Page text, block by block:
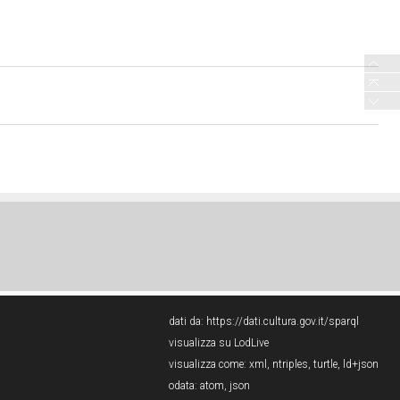
dati da: https://dati.cultura.gov.it/sparql
visualizza su LodLive
visualizza come: xml , ntriples, turtle, ld+json
odata: atom, json